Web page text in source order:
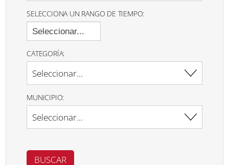
SELECCIONA UN RANGO DE TIEMPO:
Seleccionar...
CATEGORÍA:
MUNICIPIO: